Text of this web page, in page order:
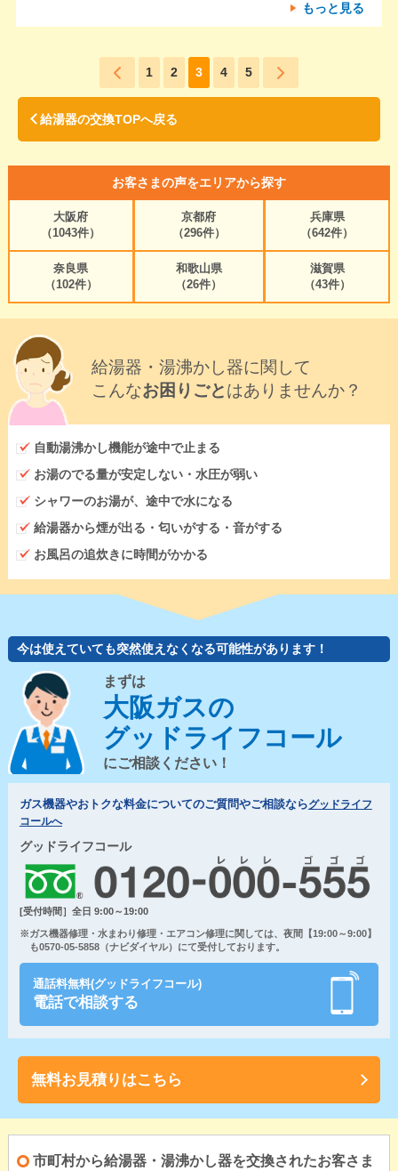
もっと見る
1 2 3 4 5
給湯器の交換TOPへ戻る
お客さまの声をエリアから探す
大阪府
（1043件）
京都府
（296件）
兵庫県
（642件）
奈良県
（102件）
和歌山県
（26件）
滋賀県
（43件）
給湯器・湯沸かし器に関して
こんなお困りごとはありませんか？
自動湯沸かし機能が途中で止まる
お湯のでる量が安定しない・水圧が弱い
シャワーのお湯が、途中で水になる
給湯器から煙が出る・匂いがする・音がする
お風呂の追炊きに時間がかかる
今は使えていても突然使えなくなる可能性があります！
まずは
大阪ガスの
グッドライフコール
にご相談ください！
ガス機器やおトクな料金についてのご質問やご相談ならグッドライフ
コールへ
グッドライフコール
[受付時間］全日 9:00～19:00
※ガス機器修理・水まわり修理・エアコン修理に関しては、夜間【19:00～9:00】
も0570-05-5858（ナビダイヤル）にて受付しております。
通話料無料(グッドライフコール)
電話で相談する
無料お見積りはこちら
市町村から給湯器・湯沸かし器を交換されたお客さま